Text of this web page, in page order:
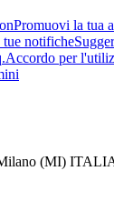
Promuovi la tua
tue notifiche
Accordo per
(MI)